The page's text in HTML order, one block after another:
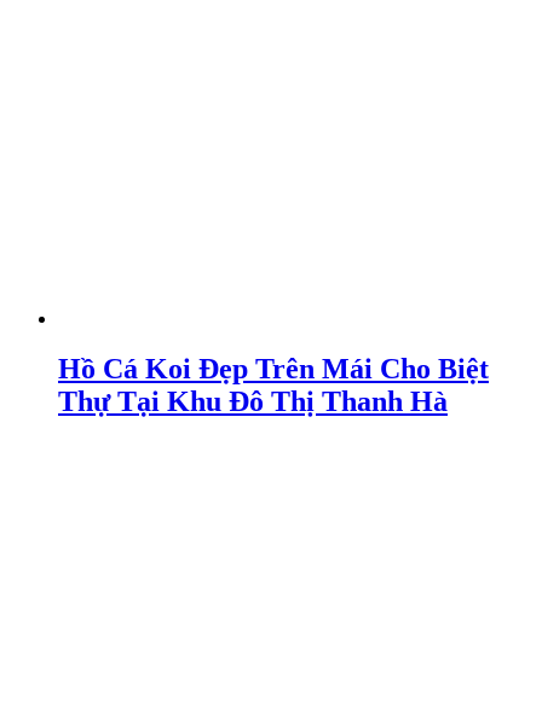
Hồ Cá Koi Đẹp Trên Mái Cho Biệt
Thự Tại Khu Đô Thị Thanh Hà